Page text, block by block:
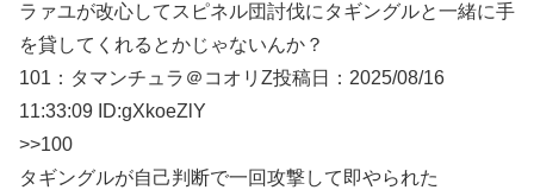
ラァユが改心してスピネル団討伐にタギングルと一緒に手
を貸してくれるとかじゃないんか？
101： タマンチュラ＠コオリZ投稿日：2025/08/16
11:33:09 ID:gXkoeZlY
>>100
タギングルが自己判断で一回攻撃して即やられた